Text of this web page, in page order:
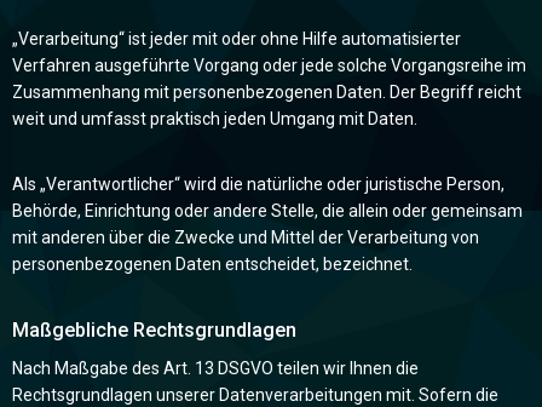
„Verarbeitung“ ist jeder mit oder ohne Hilfe automatisierter
Verfahren ausgeführte Vorgang oder jede solche Vorgangsreihe im
Zusammenhang mit personenbezogenen Daten. Der Begriff reicht
weit und umfasst praktisch jeden Umgang mit Daten.
Als „Verantwortlicher“ wird die natürliche oder juristische Person,
Behörde, Einrichtung oder andere Stelle, die allein oder gemeinsam
mit anderen über die Zwecke und Mittel der Verarbeitung von
personenbezogenen Daten entscheidet, bezeichnet.
Maßgebliche Rechtsgrundlagen
Nach Maßgabe des Art. 13 DSGVO teilen wir Ihnen die
Rechtsgrundlagen unserer Datenverarbeitungen mit. Sofern die